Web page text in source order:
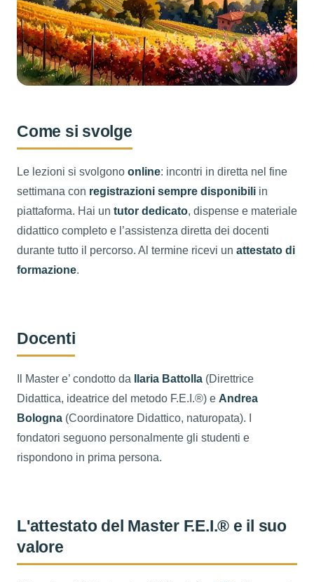
Come si svolge
Le lezioni si svolgono online: incontri in diretta nel fine
settimana con registrazioni sempre disponibili in
piattaforma. Hai un tutor dedicato, dispense e materiale
didattico completo e l’assistenza diretta dei docenti
durante tutto il percorso. Al termine ricevi un attestato di
formazione.
Docenti
Il Master e’ condotto da Ilaria Battolla (Direttrice
Didattica, ideatrice del metodo F.E.I.®) e Andrea
Bologna (Coordinatore Didattico, naturopata). I
fondatori seguono personalmente gli studenti e
rispondono in prima persona.
L'attestato del Master F.E.I.® e il suo
valore